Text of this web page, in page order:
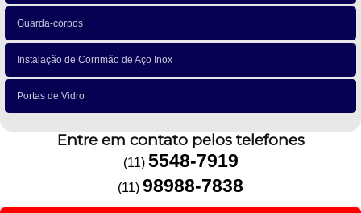
Guarda-corpos
Instalação de Corrimão de Aço Inox
Portas de Vidro
Entre em contato pelos telefones
(11) 5548-7919
(11) 98988-7838